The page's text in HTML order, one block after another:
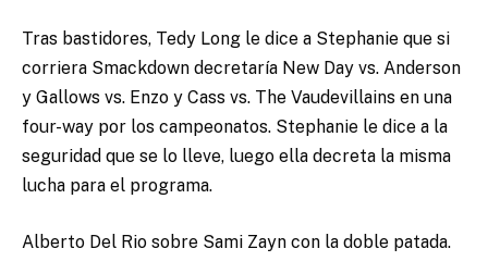
Tras bastidores, Tedy Long le dice a Stephanie que si
corriera Smackdown decretaría New Day vs. Anderson
y Gallows vs. Enzo y Cass vs. The Vaudevillains en una
four-way por los campeonatos. Stephanie le dice a la
seguridad que se lo lleve, luego ella decreta la misma
lucha para el programa.
Alberto Del Rio sobre Sami Zayn con la doble patada.